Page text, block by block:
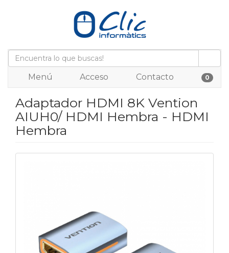
Menú Acceso Contacto 0
Adaptador HDMI 8K Vention
AIUH0/ HDMI Hembra - HDMI
Hembra